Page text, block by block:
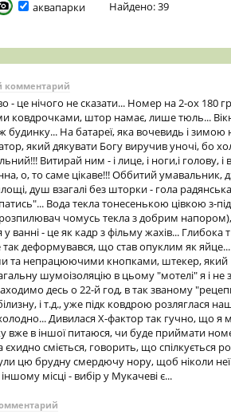
аквапарки Найдено: 39
комментарий
- це нічого не сказати... Номер на 2-ох 180
ковдрочками, штор намає, лише тюль...
будинку... На батареї, яка вочевидь і
який дякувати Богу виручив уночі, бо
Витирай ним - і лице, і ноги,і голову, і
о, то саме цікаве!!! Оббитий умавальник,
душ взагалі без шторки - гола радянська
Вода текла тонесенькою цівкою з-
чомусь текла з добрим
- це як кадр з фільму жахів... Глибока
деформувався, що став опуклим як
та непрацюючими кнопками, штекер, який
шумоізоляцію в цьому "мотелі" я і не
десь о 22-й год, в так званому
і т.д., уже підк ковдрою розляглася
Дивилася Х-фактор так гучно, що я
вже в іншої питаюся, чи буде приймати
сміється, говорить, що спілкується
цю брудну смердючу нору, щоб ніколи
місці - вибір у Мукачеві є...